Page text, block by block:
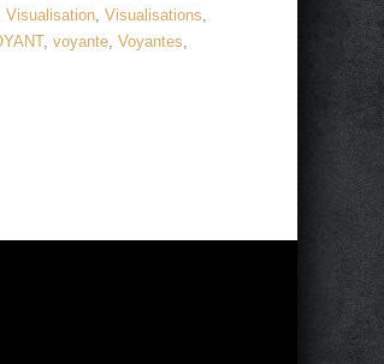
Visualisation,Visualisations,
,voyante,Voyantes,